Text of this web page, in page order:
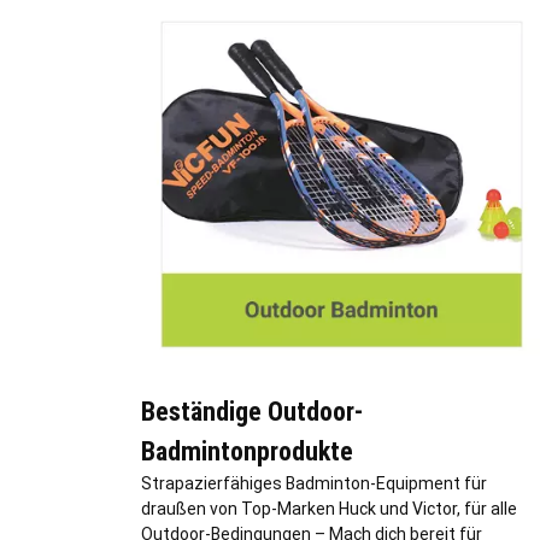
Beständige Outdoor-
Badmintonprodukte
Strapazierfähiges Badminton-Equipment für
draußen von Top-Marken Huck und Victor, für alle
Outdoor-Bedingungen – Mach dich bereit für